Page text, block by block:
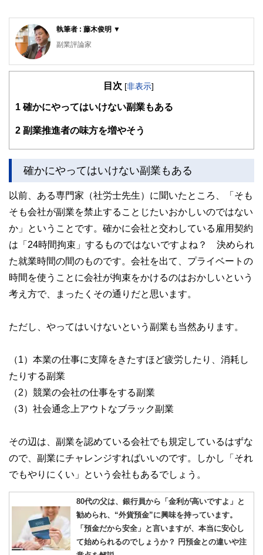
執筆者 : 藤木俊明 ▼
副業評論家
明治大学リバティアカデミー講師
ニングを28年間経営。その実績から明治大学リバティアカデ
「ローリスク独立」の執筆活動をはじめ、副業・起業関連の
時代を迎え、「収入の多角化」こそほんとうの働き方改革だ
目次 [非表示]
1 確かにやってはいけない副業もある
2 副業推進者の味方を増やそう
確かにやってはいけない副業もある
以前、ある専門家（社労士先生）に聞いたところ、「そも
そも会社が副業を禁止することじたいおかしいのではない
か」ということです。確かに会社と交わしている雇用契約
は「24時間拘束」するものではないですよね？ 決められ
た就業時間の間のものです。会社を出て、プライベートの
時間を使うことに会社が拘束をかけるのはおかしいという
考え方で、まったくその通りだと思います。
ただし、やってはいけないという副業も当然あります。
（1）本業の仕事に支障をきたすほど疲労したり、消耗し
たりする副業
（2）競業の会社の仕事をする副業
（3）社会通念上アウトなブラック副業
その辺は、副業を認めている会社でも規定しているはずな
ので、副業にチャレンジすればいいのです。しかし「それ
でもやりにくい」という会社もあるでしょう。
80代の父は、銀行員から「金利が高いですよ」と
勧められ、“外貨預金”に興味を持っています。
「預金だから安全」と言いますが、本当に安心し
て始められるのでしょうか？ 円預金との違いや注